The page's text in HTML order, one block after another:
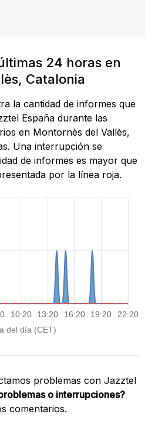
24 horas en
Catalonia
la cantidad de informes que
España durante las
en Montornès del Vallès,
Una interrupción se
de informes es mayor que
por la línea roja.
problemas con Jazztel
o interrupciones?
comentarios.